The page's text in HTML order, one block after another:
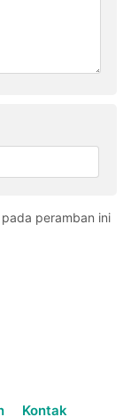
peramban ini
Kontak